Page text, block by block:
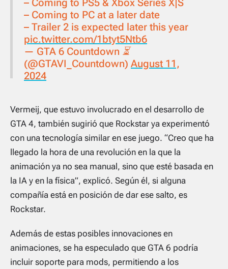
– Coming to PC at a later date
– Trailer 2 is expected later this year
pic.twitter.com/1btyt5Ntb6
— GTA 6 Countdown ⏳
(@GTAVI_Countdown) August 11,
2024
Vermeij, que estuvo involucrado en el desarrollo de
GTA 4, también sugirió que Rockstar ya experimentó
con una tecnología similar en ese juego. “Creo que ha
llegado la hora de una revolución en la que la
animación ya no sea manual, sino que esté basada en
la IA y en la física”, explicó. Según él, si alguna
compañía está en posición de dar ese salto, es
Rockstar.
Además de estas posibles innovaciones en
animaciones, se ha especulado que GTA 6 podría
incluir soporte para mods, permitiendo a los